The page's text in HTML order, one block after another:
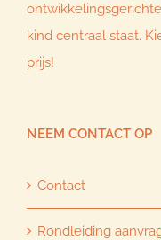
kind centraal staat.
prijs!
NEEM CONTACT OP
Contact
Rondleiding